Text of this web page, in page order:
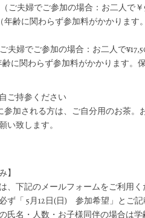
ご夫婦でご参加の場合：お二人で￥
年齢に関わらず参加料がかかります
婦でご参加の場合：お二人で
齢に関わらず参加料がかかります。
ご持参ください
加される方は、ご自分用のお茶。
い致します。
】
、下記のメールフォームをご利用く
ず「 5月12日(日) 参加希望」とご
氏名・人数・お子様同伴の場合は